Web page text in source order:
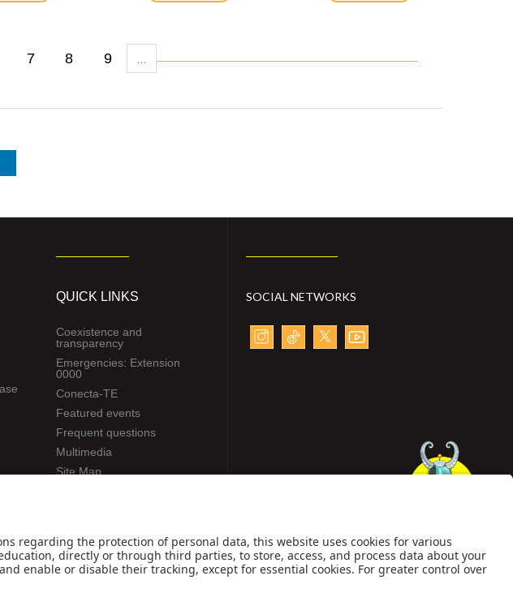
7 8 9
QUICK LINKS
Coexistence and
transparency
Emergencies: Extension
0000
Conecta-TE
Featured events
Frequent questions
Multimedia
Site Map
SOCIAL NETWORKS